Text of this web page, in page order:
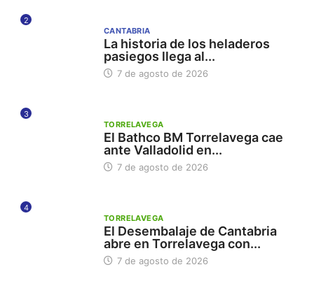
2
CANTABRIA
La historia de los heladeros
pasiegos llega al...
7 de agosto de 2026
3
TORRELAVEGA
El Bathco BM Torrelavega cae
ante Valladolid en...
7 de agosto de 2026
4
TORRELAVEGA
El Desembalaje de Cantabria
abre en Torrelavega con...
7 de agosto de 2026